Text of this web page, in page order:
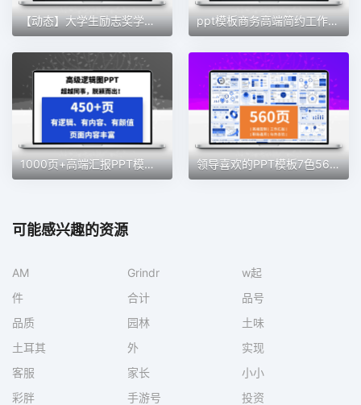
【动态】大学生励志奖学金职规答辩述职汇报PPT模板省三好十佳PPT ppt模板商务高端简约工作会议工作汇报述职报告个人计划商务动态
1000页+高端汇报PPT模板数据分析可视化逻辑结构多图PPT 领导喜欢的PPT模板7色560页逻辑架构图数据分析可视化模板高级
可能感兴趣的资源
AM Grindr
w起
件
合计
品号
品质
园林
土味
土耳其
外
实现
客服
家长
小小
彩胖
手游号
投资